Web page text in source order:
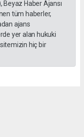
Haber Ajansı
tüm haberler,
ajans
yer alan hukuki
hiç bir